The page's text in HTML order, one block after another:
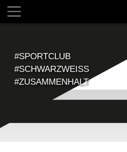
#SPORTCLUB
#SCHWARZWEISS
#ZUSAMMENHALT